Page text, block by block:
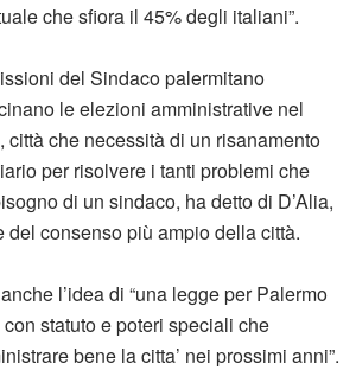
che sfiora il 45% degli italiani”.
del Sindaco palermitano
le elezioni amministrative nel
che necessità di un risanamento
per risolvere i tanti problemi che
di un sindaco, ha detto di D’Alia,
del consenso più ampio della città.
l’idea di “una legge per Palermo
con statuto e poteri speciali che
bene la citta’ nei prossimi anni”.